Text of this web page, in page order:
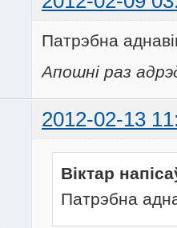
Патрэбна
Апошні раз
2012-02-13
Віктар
Патрэбна